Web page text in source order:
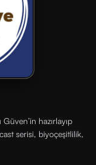
hazırlayıp
serisi, biyoçeşitlilik,